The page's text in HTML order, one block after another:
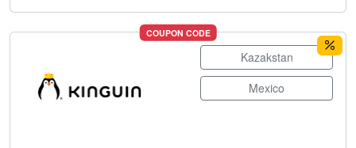
COUPON CODE
Kazakstan
Mexico